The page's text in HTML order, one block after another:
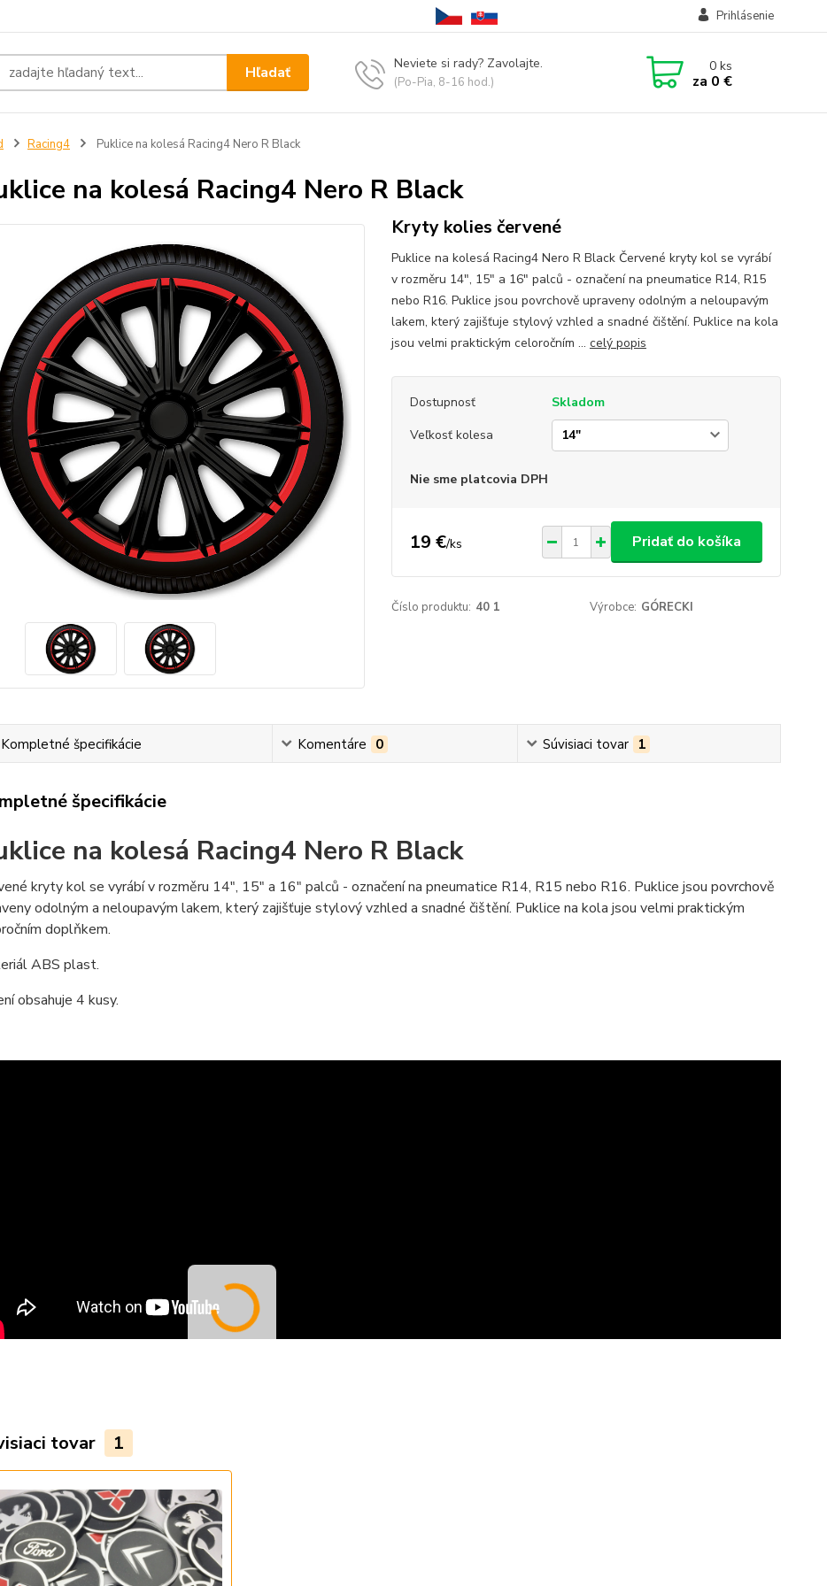
Prihlásenie
Hľadať Neviete si rady? Zavolajte.
(Po-Pia, 8-16 hod.)
0ks
za 0 €
Racing4 Puklice na kolesá Racing4 Nero R Black
na kolesá Racing4 Nero R Black
Kryty kolies červené
Puklice na kolesá Racing4 Nero R Black Červené kryty kol se vyrábí
v rozměru 14", 15" a 16" palců - označení na pneumatice R14, R15
nebo R16. Puklice jsou povrchově upraveny odolným a neloupavým
lakem, který zajišťuje stylový vzhled a snadné čištění. Puklice na kola
jsou velmi praktickým celoročním ... celý popis
Dostupnosť
Skladom
Veľkosť kolesa
Nie sme platcovia DPH
19 €/ks Pridať do košíka
Číslo produktu: 40 1 Výrobce: GÓRECKI
Kompletné špecifikácie Komentáre 0 Súvisiaci tovar 1
špecifikácie
na kolesá Racing4 Nero R Black
kryty kol se vyrábí v rozměru 14", 15" a 16" palců - označení na pneumatice R14, R15 nebo R16. Puklice jsou povrchově
odolným a neloupavým lakem, který zajišťuje stylový vzhled a snadné čištění. Puklice na kola jsou velmi praktickým
doplňkem.
ABS plast.
obsahuje 4 kusy.
tovar 1